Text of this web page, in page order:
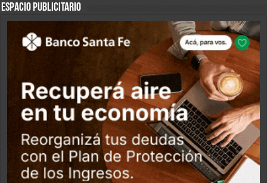
ESPACIO PUBLICITARIO